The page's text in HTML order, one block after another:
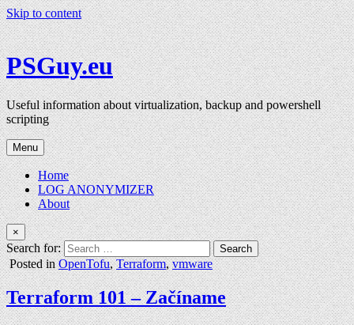
Skip to content
PSGuy.eu
Useful information about virtualization, backup and powershell
scripting
Menu
Home
LOG ANONYMIZER
About
×
Search for:
Posted inOpenTofu,Terraform,vmware
Terraform 101 – Začíname